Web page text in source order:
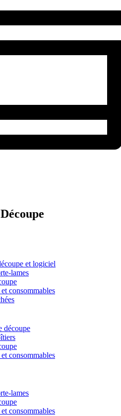
et logiciel
lames
consommables
découpe
consommables
lames
consommables